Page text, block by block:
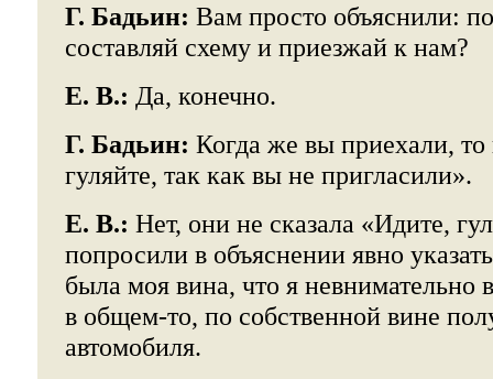
Г. Бадьин: Вам просто объяснили:
составляй схему и приезжай к нам?
Е. В.: Да, конечно.
Г. Бадьин: Когда же вы приехали,
гуляйте, так как вы не пригласили».
Е. В.: Нет, они не сказала «Идите,
попросили в объяснении явно
была моя вина, что я невнимательно
в общем-то, по собственной вине
автомобиля.